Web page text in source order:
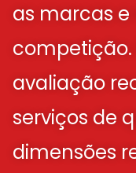
as marcas
competição.
avaliação
serviços de
dimensões